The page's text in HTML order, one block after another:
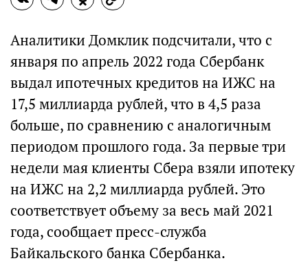
Аналитики Домклик подсчитали, что с
января по апрель 2022 года Сбербанк
выдал ипотечных кредитов на ИЖС на
17,5 миллиарда рублей, что в 4,5 раза
больше, по сравнению с аналогичным
периодом прошлого года. За первые три
недели мая клиенты Сбера взяли ипотеку
на ИЖС на 2,2 миллиарда рублей. Это
соответствует объему за весь май 2021
года, сообщает пресс-служба
Байкальского банка Сбербанка.